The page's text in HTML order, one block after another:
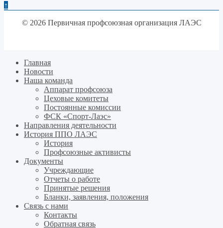
↑
© 2026 Первичная профсоюзная организация ЛАЭС
Главная
Новости
Наша команда
Аппарат профсоюза
Цеховые комитеты
Постоянные комиссии
ФСК «Спорт-Лаэс»
Направления деятельности
История ППО ЛАЭС
История
Профсоюзные активисты
Документы
Учреждающие
Отчеты о работе
Принятые решения
Бланки, заявления, положения
Связь с нами
Контакты
Обратная связь